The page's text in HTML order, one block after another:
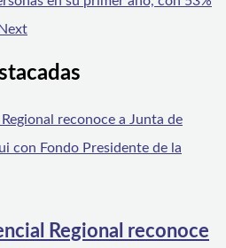
Regional reconoce